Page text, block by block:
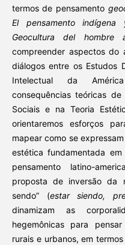
termos de pensamento
El pensamento
Geocultura del hombre
compreender aspectos do
diálogos entre os Estudos
Intelectual da
consequências teóricas
Sociais e na Teoria
orientaremos esforços
mapear como se
estética fundamentada
pensamento latino-
proposta de inversão da
sendo” (estar siendo,
dinamizam as
hegemônicas para
rurais e urbanos, em